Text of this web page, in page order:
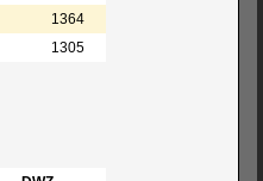
1364
1305